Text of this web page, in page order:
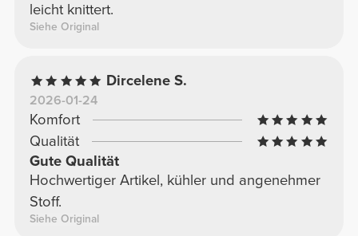
leicht knittert.
Siehe Original
Dircelene S.
2026-01-24
Komfort
Qualität
Gute Qualität
Hochwertiger Artikel, kühler und angenehmer
Stoff.
Siehe Original